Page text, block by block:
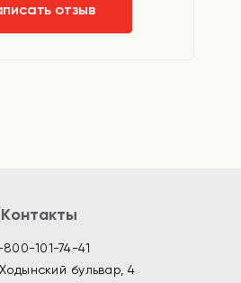
отзыв
Контакты
101-74-41
бульвар, 4